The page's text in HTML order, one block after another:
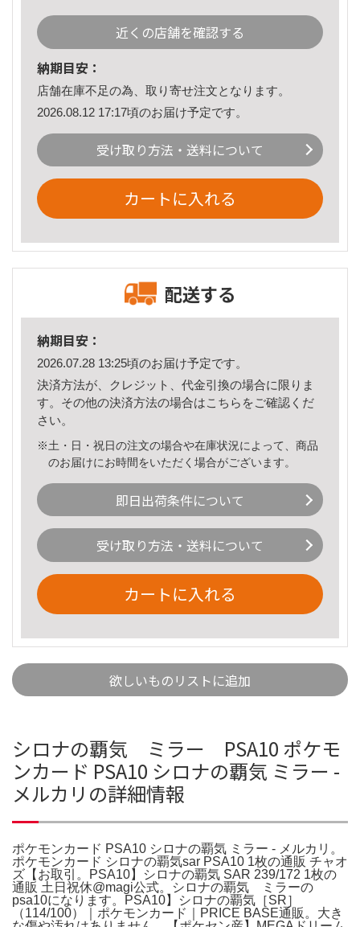
近くの店舗を確認する
納期目安：
店舗在庫不足の為、取り寄せ注文となります。
2026.08.12 17:17頃のお届け予定です。
受け取り方法・送料について
カートに入れる
配送する
納期目安：
2026.07.28 13:25頃のお届け予定です。
決済方法が、クレジット、代金引換の場合に限りま
す。その他の決済方法の場合はこちら をご確認くだ
さい。
※土・日・祝日の注文の場合や在庫状況によって、商品
のお届けにお時間をいただく場合がございます。
即日出荷条件について
受け取り方法・送料について
カートに入れる
欲しいものリストに追加
シロナの覇気 ミラー PSA10 ポケモ
ンカード PSA10 シロナの覇気 ミラー -
メルカリの詳細情報
ポケモンカード PSA10 シロナの覇気 ミラー - メルカリ。
ポケモンカード シロナの覇気sar PSA10 1枚の通販 チャオ
ズ【お取引。PSA10】シロナの覇気 SAR 239/172 1枚の
通販 土日祝休@magi公式。シロナの覇気 ミラーの
psa10になります。PSA10】シロナの覇気［SR］
（114/100）｜ポケモンカード｜PRICE BASE通販。大き